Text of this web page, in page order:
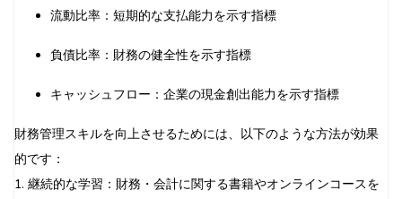
流動比率：短期的な支払能力を示す指標
負債比率：財務の健全性を示す指標
キャッシュフロー：企業の現金創出能力を示す指標
財務管理スキルを向上させるためには、以下のような方法が効果
的です：
1. 継続的な学習：財務・会計に関する書籍やオンラインコースを